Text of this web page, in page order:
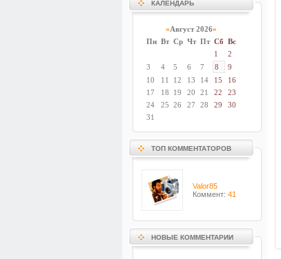
КАЛЕНДАРЬ
«Август 2026»
Пн Вт Ср Чт Пт Сб Вс
1
2
3
4 5 6 7 8
9
10
11 12 13 14 15
16
17
18 19 20 21 22
23
24
25 26 27 28 29
30
31
ТОП КОММЕНТАТОРОВ
Valor85
Коммент: 41
НОВЫЕ КОММЕНТАРИИ